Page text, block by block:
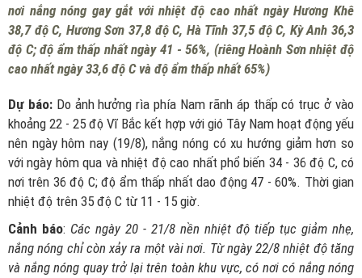
nơi nắng nóng gay gắt với nhiệt độ cao nhất ngày Hương Khê
38,7 độ C, Hương Sơn 37,8 độ C, Hà Tĩnh 37,5 độ C, Kỳ Anh 36,3
độ C; độ ẩm thấp nhất ngày 41 - 56%, (riêng Hoành Sơn nhiệt độ
cao nhất ngày 33,6 độ C và độ ẩm thấp nhất 65%)
Dự báo: Do ảnh hưởng rìa phía Nam rãnh áp thấp có trục ở vào
khoảng 22 - 25 độ Vĩ Bắc kết hợp với gió Tây Nam hoạt động yếu
nên ngày hôm nay (19/8), nắng nóng có xu hướng giảm hơn so
với ngày hôm qua và nhiệt độ cao nhất phổ biến 34 - 36 độ C, có
nơi trên 36 độ C; độ ẩm thấp nhất dao động 47 - 60%. Thời gian
nhiệt độ trên 35 độ C từ 11 - 15 giờ.
Cảnh báo: Các ngày 20 - 21/8 nền nhiệt độ tiếp tục giảm nhẹ,
nắng nóng chỉ còn xảy ra một vài nơi. Từ ngày 22/8 nhiệt độ tăng
và nắng nóng quay trở lại trên toàn khu vực, có nơi có nắng nóng